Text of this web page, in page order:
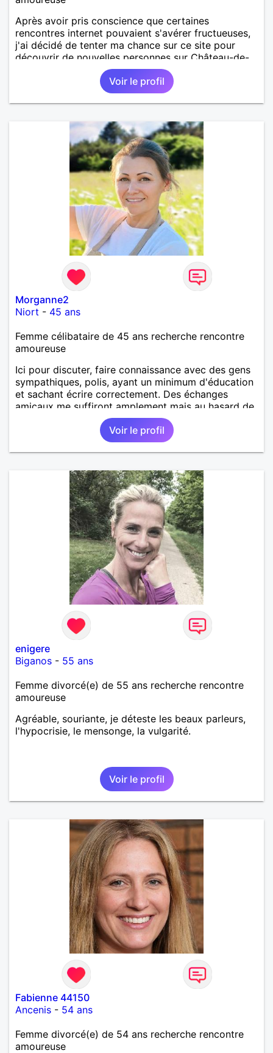
Après avoir pris conscience que certaines
rencontres internet pouvaient s'avérer fructueuses,
j'ai décidé de tenter ma chance sur ce site pour
découvrir de nouvelles personnes sur Château-de-
Loir voire Le Mans ou La Flèche !
Voir le profil
Morganne2
Niort - 45 ans
Femme célibataire de 45 ans recherche rencontre
amoureuse
Ici pour discuter, faire connaissance avec des gens
sympathiques, polis, ayant un minimum d'éducation
et sachant écrire correctement. Des échanges
amicaux me suffiront amplement mais au hasard de
la vie, si le charme opère, je ne suis pas fermée à
une éventuelle relation sérieuse avec un homme.
Voir le profil
enigere
Biganos - 55 ans
Femme divorcé(e) de 55 ans recherche rencontre
amoureuse
Agréable, souriante, je déteste les beaux parleurs,
l'hypocrisie, le mensonge, la vulgarité.
Voir le profil
Fabienne 44150
Ancenis - 54 ans
Femme divorcé(e) de 54 ans recherche rencontre
amoureuse